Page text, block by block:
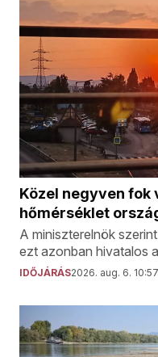
Közel negyven fok
hőmérséklet
A miniszterelnök
ezt azonban hivatalos
IDŐJÁRÁS2026. aug. 6. 10:57